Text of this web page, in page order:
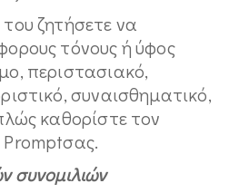
ζητήσετε να
τόνους ή ύφος
περιστασιακό,
συναισθηματικό,
καθορίστε τον
Promptσας.
συνομιλιών